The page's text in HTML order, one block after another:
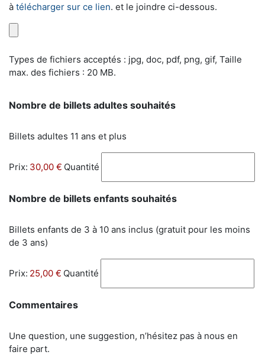
à télécharger sur ce lien. et le joindre ci-dessous.
Types de fichiers acceptés : jpg, doc, pdf, png, gif, Taille
max. des fichiers : 20 MB.
Nombre de billets adultes souhaitésQuantité
Billets adultes 11 ans et plus
Prix: 30,00 € Quantité
Nombre de billets enfants souhaitésQuantité
Billets enfants de 3 à 10 ans inclus (gratuit pour les moins
de 3 ans)
Prix: 25,00 € Quantité
Commentaires
Une question, une suggestion, n’hésitez pas à nous en
faire part.